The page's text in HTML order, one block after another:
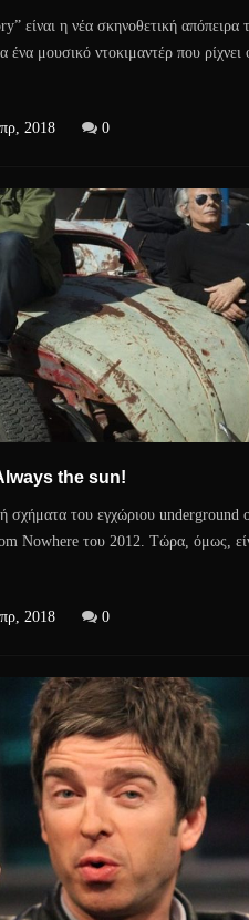
είναι η νέα σκηνοθετική απόπειρα
ένα μουσικό ντοκιμαντέρ που
2018 0
the sun!
σχήματα του εγχώριου
Nowhere του 2012. Τώρα, όμως,
2018 0